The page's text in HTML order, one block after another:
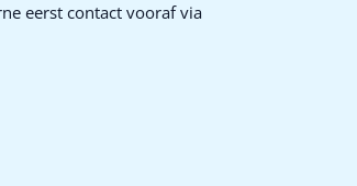
eerst contact vooraf via